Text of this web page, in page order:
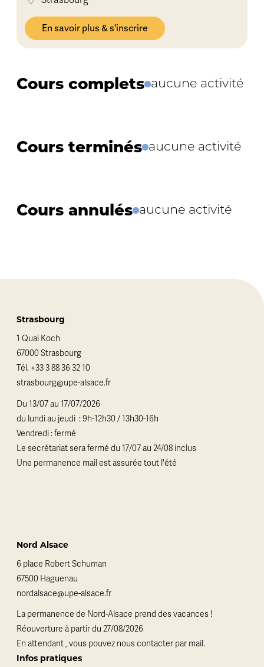
En savoir plus & s'inscrire
Cours complets aucune activité
Cours terminés aucune activité
Cours annulés aucune activité
Strasbourg
1 Quai Koch
67000 Strasbourg
Tél. +33 3 88 36 32 10
strasbourg@upe-alsace.fr
Du 13/07 au 17/07/2026
du lundi au jeudi : 9h-12h30 / 13h30-16h
Vendredi : fermé
Le secrétariat sera fermé du 17/07 au 24/08 inclus
Une permanence mail est assurée tout l'été
Nord Alsace
6 place Robert Schuman
67500 Haguenau
nordalsace@upe-alsace.fr
La permanence de Nord-Alsace prend des vacances !
Réouverture à partir du 27/08/2026
En attendant , vous pouvez nous contacter par mail.
Infos pratiques